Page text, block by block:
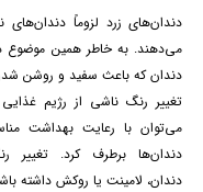
دندان‌های زرد لزوماً دندان‌های
می‌دهند. به خاطر همین موضوع
دندان که باعث سفید و روشن
تغییر رنگ ناشی از رژیم
می‌توان با رعایت بهداشت
دندان‌ها برطرف کرد.
دندان، لامینت یا روکش داشته